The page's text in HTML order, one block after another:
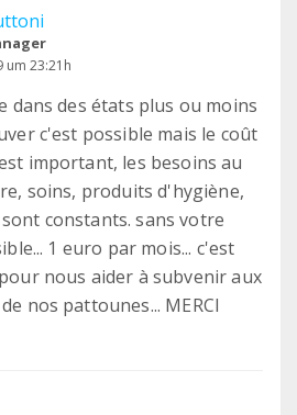
um 23:21h
dans des états plus ou moins
c'est possible mais le coût
important, les besoins au
soins, produits d'hygiène,
constants. sans votre
1 euro par mois... c'est
nous aider à subvenir aux
nos pattounes... MERCI